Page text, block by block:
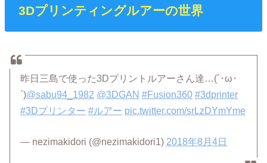
3Dプリンティングルアーの世界
昨日三島で使った3Dプリントルアーさん達…(´･ω･
`)@sabu94_1982 @3DGAN #Fusion360 #3dprinter
#3Dプリンター #ルアー pic.twitter.com/srLzDYmYme
— nezimakidori (@nezimakidori1) 2018年8月4日